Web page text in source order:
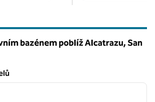
bazénem poblíž Alcatrazu, San
další